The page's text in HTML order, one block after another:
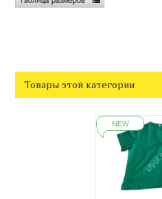
Товары этой категории